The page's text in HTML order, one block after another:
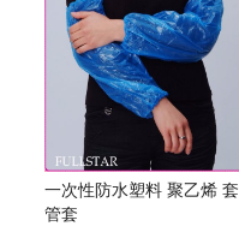
一次性防水塑料 聚乙烯 套
管套